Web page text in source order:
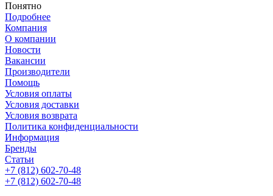
Понятно
Подробнее
Компания
О компании
Новости
Вакансии
Производители
Помощь
Условия оплаты
Условия доставки
Условия возврата
Политика конфиденциальности
Информация
Бренды
Статьи
+7 (812) 602-70-48
+7 (812) 602-70-48